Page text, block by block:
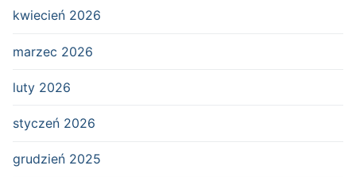
kwiecień 2026
marzec 2026
luty 2026
styczeń 2026
grudzień 2025